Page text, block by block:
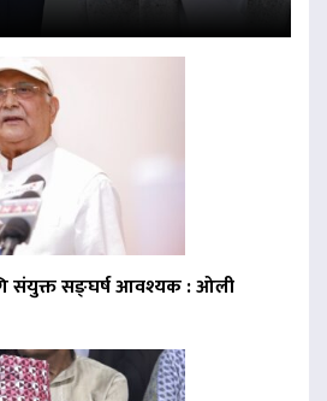
संयुक्त सङ्घर्ष आवश्यक : ओली